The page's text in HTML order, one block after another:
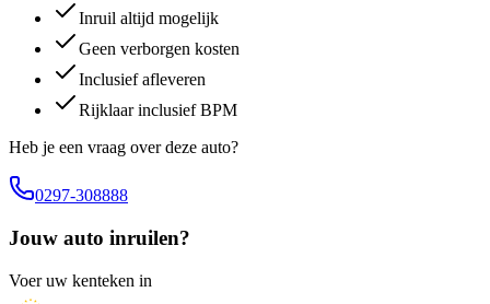
Inruil altijd mogelijk
Geen verborgen kosten
Inclusief afleveren
Rijklaar inclusief BPM
Heb je een vraag over deze auto?
0297-308888
Jouw auto inruilen?
Voer uw kenteken in